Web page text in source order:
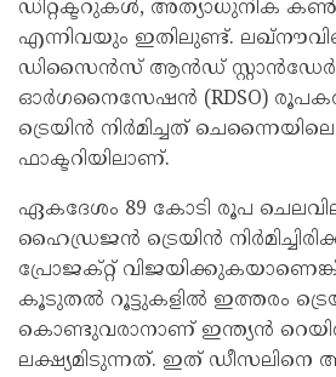
ഡിറ്റക്ടറുകൾ, അത്യാധുനിക
എന്നിവയും ഇതിലുണ്ട്.
ഡിസൈൻസ് ആൻഡ്
ഓർഗനൈസേഷൻ (RDSO)
ട്രെയിൻ നിർമിച്ചത്
ഫാക്ടറിയിലാണ്.
ഏകദേശം 89 കോടി രൂപ
ഹൈഡ്രജൻ ട്രെയിൻ
പ്രോജക്റ്റ്
കൂടുതൽ റൂട്ടുകളിൽ ഇത്തരം
കൊണ്ടുവരാനാണ് ഇന്ത്യൻ
ലക്ഷ്യമിടുന്നത്. ഇത് ഡീസലിനെ